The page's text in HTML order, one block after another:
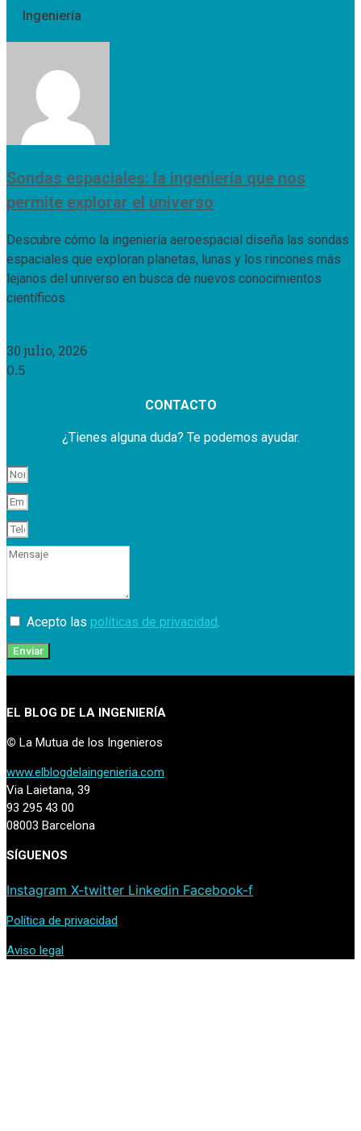
Ingeniería
Sondas espaciales: la ingeniería que nos
permite explorar el universo
Descubre cómo la ingeniería aeroespacial diseña las sondas
espaciales que exploran planetas, lunas y los rincones más
lejanos del universo en busca de nuevos conocimientos
científicos.
30 julio, 2026
CONTACTO
¿Tienes alguna duda? Te podemos ayudar.
Acepto las políticas de privacidad.
Enviar
EL BLOG DE LA INGENIERÍA
© La Mutua de los Ingenieros
www.elblogdelaingenieria.com
Via Laietana, 39
93 295 43 00
08003 Barcelona
SÍGUENOS
Instagram X-twitter Linkedin Facebook-f
Política de privacidad
Aviso legal